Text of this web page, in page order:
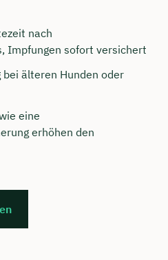
nach
Impfungen sofort versichert
älteren Hunden oder
eine
erhöhen den